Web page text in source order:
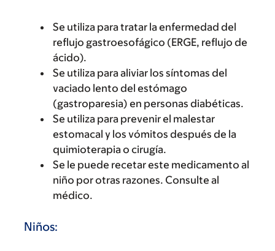
Se utiliza para tratar la enfermedad del
reflujo gastroesofágico (ERGE, reflujo de
ácido).
Se utiliza para aliviar los síntomas del
vaciado lento del estómago
(gastroparesia) en personas diabéticas.
Se utiliza para prevenir el malestar
estomacal y los vómitos después de la
quimioterapia o cirugía.
Se le puede recetar este medicamento al
niño por otras razones. Consulte al
médico.
Niños: